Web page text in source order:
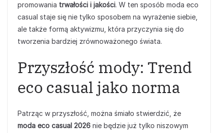
promowania trwałości i jakości. W ten sposób moda eco
casual staje się nie tylko sposobem na wyrażenie siebie,
ale także formą aktywizmu, która przyczynia się do
tworzenia bardziej zrównoważonego świata.
Przyszłość mody: Trend
eco casual jako norma
Patrząc w przyszłość, można śmiało stwierdzić, że
moda eco casual 2026 nie będzie już tylko niszowym